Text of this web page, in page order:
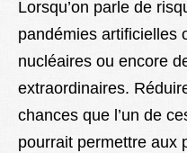
Lorsqu’on parle de
pandémies artificielles
nucléaires ou encore
extraordinaires.
chances que l’un de
pourrait permettre aux